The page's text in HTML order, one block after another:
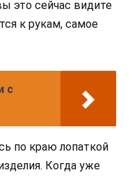
это сейчас видите
к рукам, самое
с
по краю лопаткой
Когда уже